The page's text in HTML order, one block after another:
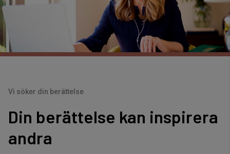
Vi söker din berättelse
Din berättelse kan inspirera
andra